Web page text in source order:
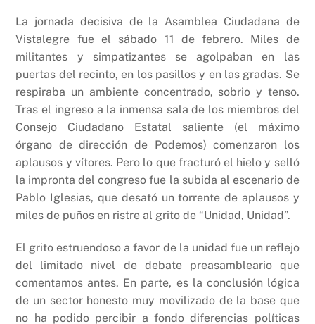
La jornada decisiva de la Asamblea Ciudadana de
Vistalegre fue el sábado 11 de febrero. Miles de
militantes y simpatizantes se agolpaban en las
puertas del recinto, en los pasillos y en las gradas. Se
respiraba un ambiente concentrado, sobrio y tenso.
Tras el ingreso a la inmensa sala de los miembros del
Consejo Ciudadano Estatal saliente (el máximo
órgano de dirección de Podemos) comenzaron los
aplausos y vítores. Pero lo que fracturó el hielo y selló
la impronta del congreso fue la subida al escenario de
Pablo Iglesias, que desató un torrente de aplausos y
miles de puños en ristre al grito de “Unidad, Unidad”.
El grito estruendoso a favor de la unidad fue un reflejo
del limitado nivel de debate preasambleario que
comentamos antes. En parte, es la conclusión lógica
de un sector honesto muy movilizado de la base que
no ha podido percibir a fondo diferencias políticas